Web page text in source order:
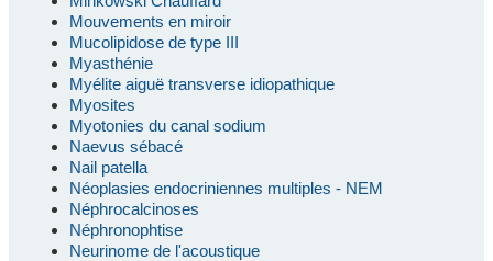
Mouvements en miroir
Mucolipidose de type III
Myasthénie
Myélite aiguë transverse idiopathique
Myosites
Myotonies du canal sodium
Naevus sébacé
Nail patella
Néoplasies endocriniennes multiples - NEM
Néphrocalcinoses
Néphronophtise
Neurinome de l'acoustique